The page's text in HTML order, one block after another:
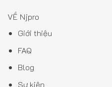
VỀ Njpro
Giới thiệu
FAQ
Blog
Sự kiện